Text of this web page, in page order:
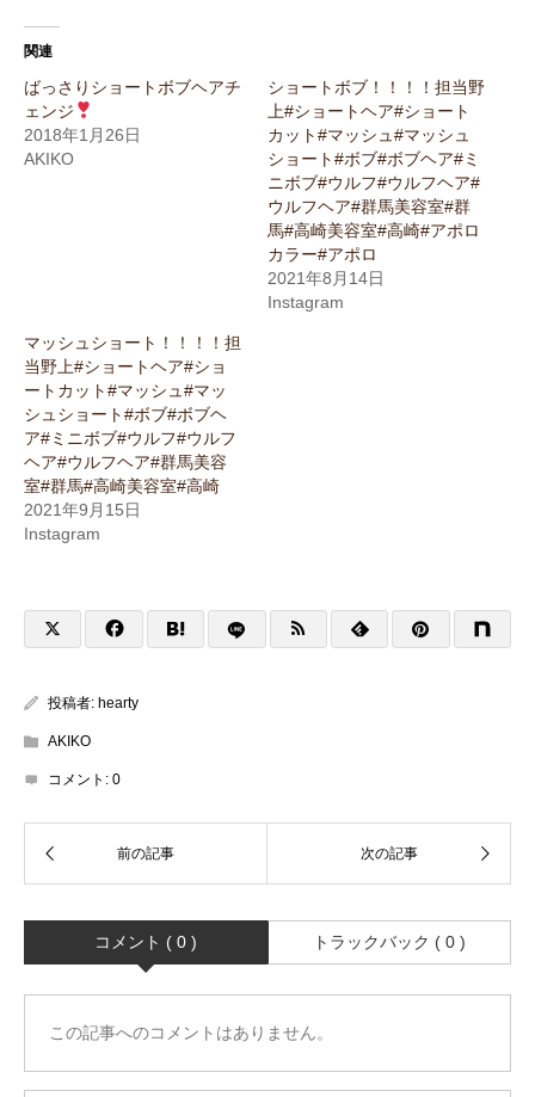
関連
ばっさりショートボブヘアチ
ェンジ
2018年1月26日
AKIKO
ショートボブ！！！！担当野
上#ショートヘア#ショート
カット#マッシュ#マッシュ
ショート#ボブ#ボブヘア#ミ
ニボブ#ウルフ#ウルフヘア#
ウルフヘア#群馬美容室#群
馬#高崎美容室#高崎#アポロ
カラー#アポロ
2021年8月14日
Instagram
マッシュショート！！！！担
当野上#ショートヘア#ショ
ートカット#マッシュ#マッ
シュショート#ボブ#ボブヘ
ア#ミニボブ#ウルフ#ウルフ
ヘア#ウルフヘア#群馬美容
室#群馬#高崎美容室#高崎
2021年9月15日
Instagram
投稿者: hearty
AKIKO
コメント: 0
コメント ( 0 ) トラックバック ( 0 )
この記事へのコメントはありません。